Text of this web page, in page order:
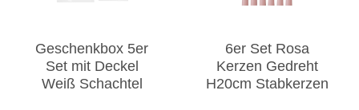
Geschenkbox 5er
Set mit Deckel
Weiß Schachtel
6er Set Rosa
Kerzen Gedreht
H20cm Stabkerzen